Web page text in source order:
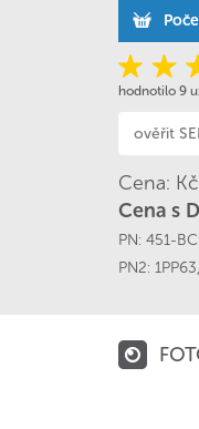
hodnotilo 9
Cena:
Cena s
PN: 451-
PN2: 1PP63,